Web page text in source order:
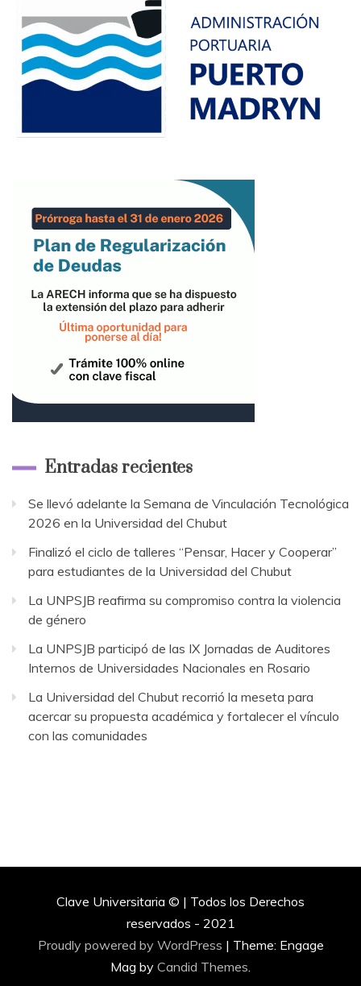
Entradas recientes
Se llevó adelante la Semana de Vinculación Tecnológica
2026 en la Universidad del Chubut
Finalizó el ciclo de talleres “Pensar, Hacer y Cooperar”
para estudiantes de la Universidad del Chubut
La UNPSJB reafirma su compromiso contra la violencia
de género
La UNPSJB participó de las IX Jornadas de Auditores
Internos de Universidades Nacionales en Rosario
La Universidad del Chubut recorrió la meseta para
acercar su propuesta académica y fortalecer el vínculo
con las comunidades
Clave Universitaria © | Todos los Derechos
reservados - 2021
Proudly powered by WordPress | Theme: Engage
Mag by Candid Themes.